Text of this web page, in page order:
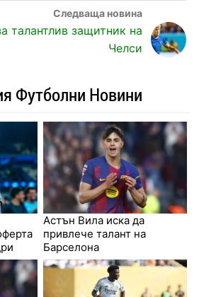
талантлив защитник на
Челси
Футболни Новини
Астън Вила иска да
привлече талант на
Барселона